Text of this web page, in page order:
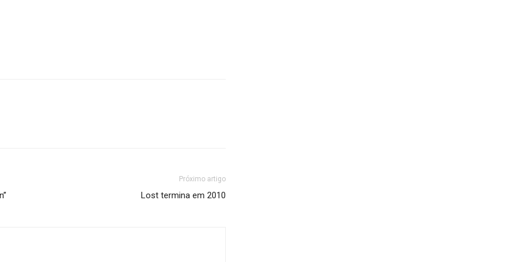
Próximo artigo
Lost termina em 2010